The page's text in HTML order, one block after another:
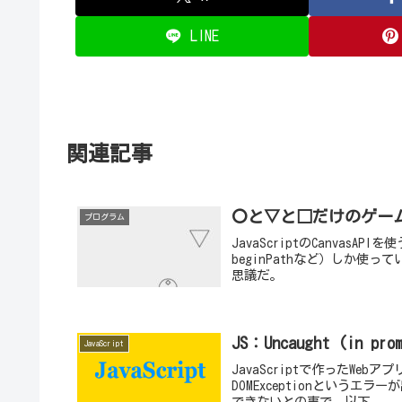
LINE
関連記事
プログラム 〇と▽と□だけのゲー
JavaScriptのCanvasAPIを使
beginPathなど）しか使って
思議だ。
JavaScript JS：Uncaught (in
JavaScriptで作ったWebア
DOMExceptionというエラー